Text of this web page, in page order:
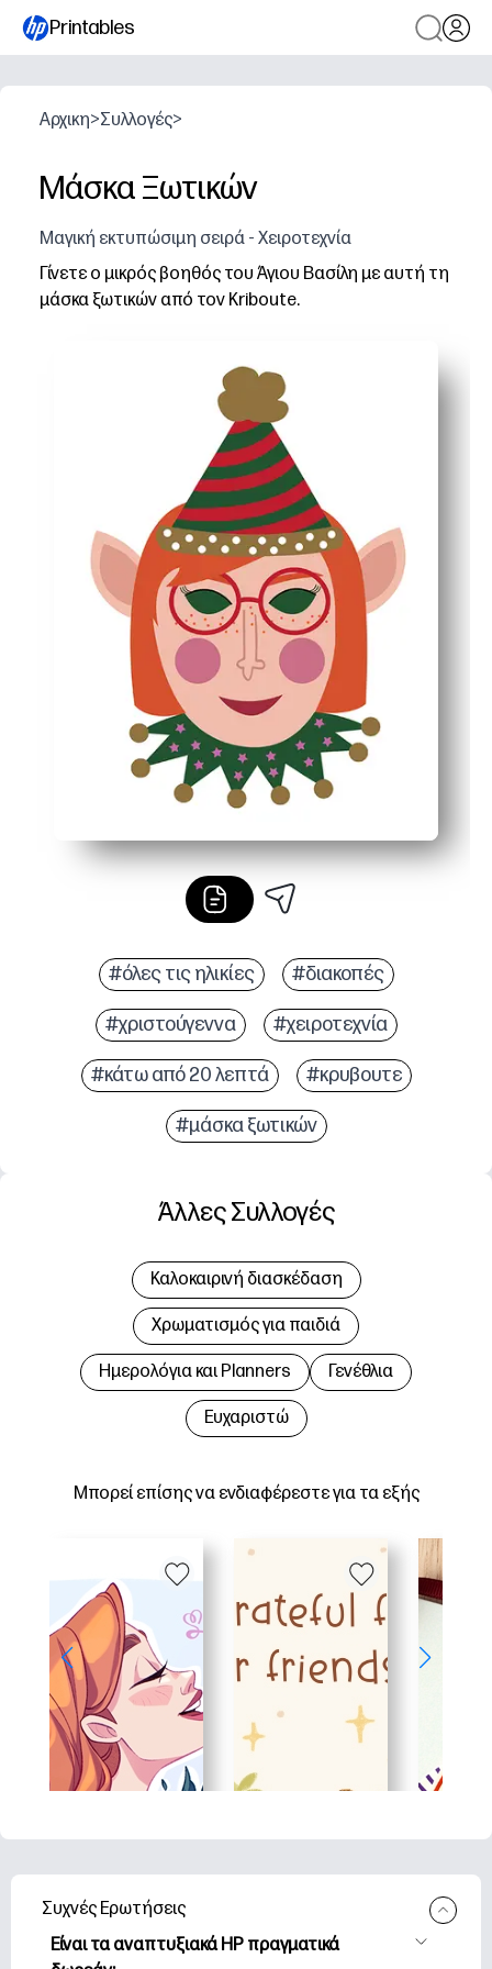
Printables
Αρχικη>Συλλογές>
Μάσκα Ξωτικών
Μαγική εκτυπώσιμη σειρά - Χειροτεχνία
Γίνετε ο μικρός βοηθός του Άγιου Βασίλη με αυτή τη
μάσκα ξωτικών από τον Kriboute.
Προκαλείτε ευφάνταστο παιχνίδι για ιστορία,
Δίνει στα παιδιά εξάσκηση λεπτής κινητικότητας
Μπορείτε να εκτυπώσετε σε χαρτόνι για ανθεκτική,
#όλες τις ηλικίες #διακοπές
#χριστούγεννα #χειροτεχνία
#κάτω από 20 λεπτά #κρυβουτε
#μάσκα ξωτικών
Μπορεί επίσης να ενδιαφέρεστε για τα εξής
Άλλες Συλλογές
Καλοκαιρινή διασκέδαση
Χρωματισμός για παιδιά
Hμερολόγια και Planners Γενέθλια
Ευχαριστώ
Συχνές Ερωτήσεις
Είναι τα αναπτυξιακά HP πραγματικά